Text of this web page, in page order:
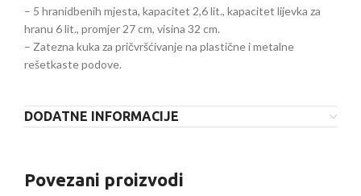
– 5 hranidbenih mjesta, kapacitet 2,6 lit., kapacitet lijevka za
hranu 6 lit., promjer 27 cm, visina 32 cm.
– Zatezna kuka za pričvršćivanje na plastične i metalne
rešetkaste podove.
DODATNE INFORMACIJE
Povezani proizvodi